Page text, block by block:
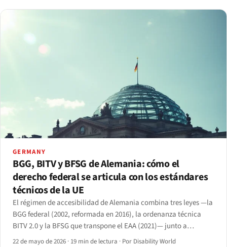
GERMANY
BGG, BITV y BFSG de Alemania: cómo el
derecho federal se articula con los estándares
técnicos de la UE
El régimen de accesibilidad de Alemania combina tres leyes —la
BGG federal (2002, reformada en 2016), la ordenanza técnica
BITV 2.0 y la BFSG que transpone el EAA (2021)— junto a
dieciséis leyes de los Länder y la activación de la vigilancia del
22 de mayo de 2026 · 19 min de lectura · Por Disability World